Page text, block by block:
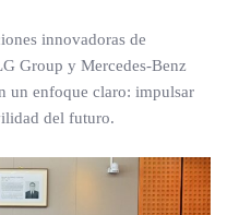
innovadoras de
Group y Mercedes-Benz
un enfoque claro: impulsar
del futuro.